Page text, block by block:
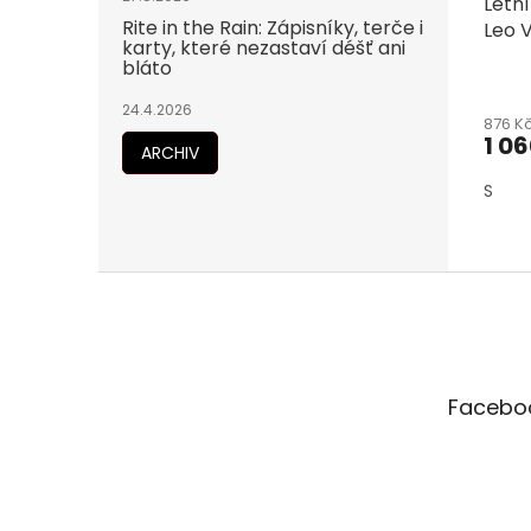
Rite in the Rain: Zápisníky, terče i
karty, které nezastaví déšť ani
bláto
24.4.2026
ARCHIV
Leo
876
1
S